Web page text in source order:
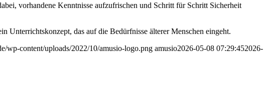
vorhandene Kenntnisse aufzufrischen und Schritt für Schritt Sicherheit
Unterrichtskonzept, das auf die Bedürfnisse älterer Menschen eingeht.
wp-content/uploads/2022/10/amusio-logo.png amusio2026-05-08 07:29:452026-